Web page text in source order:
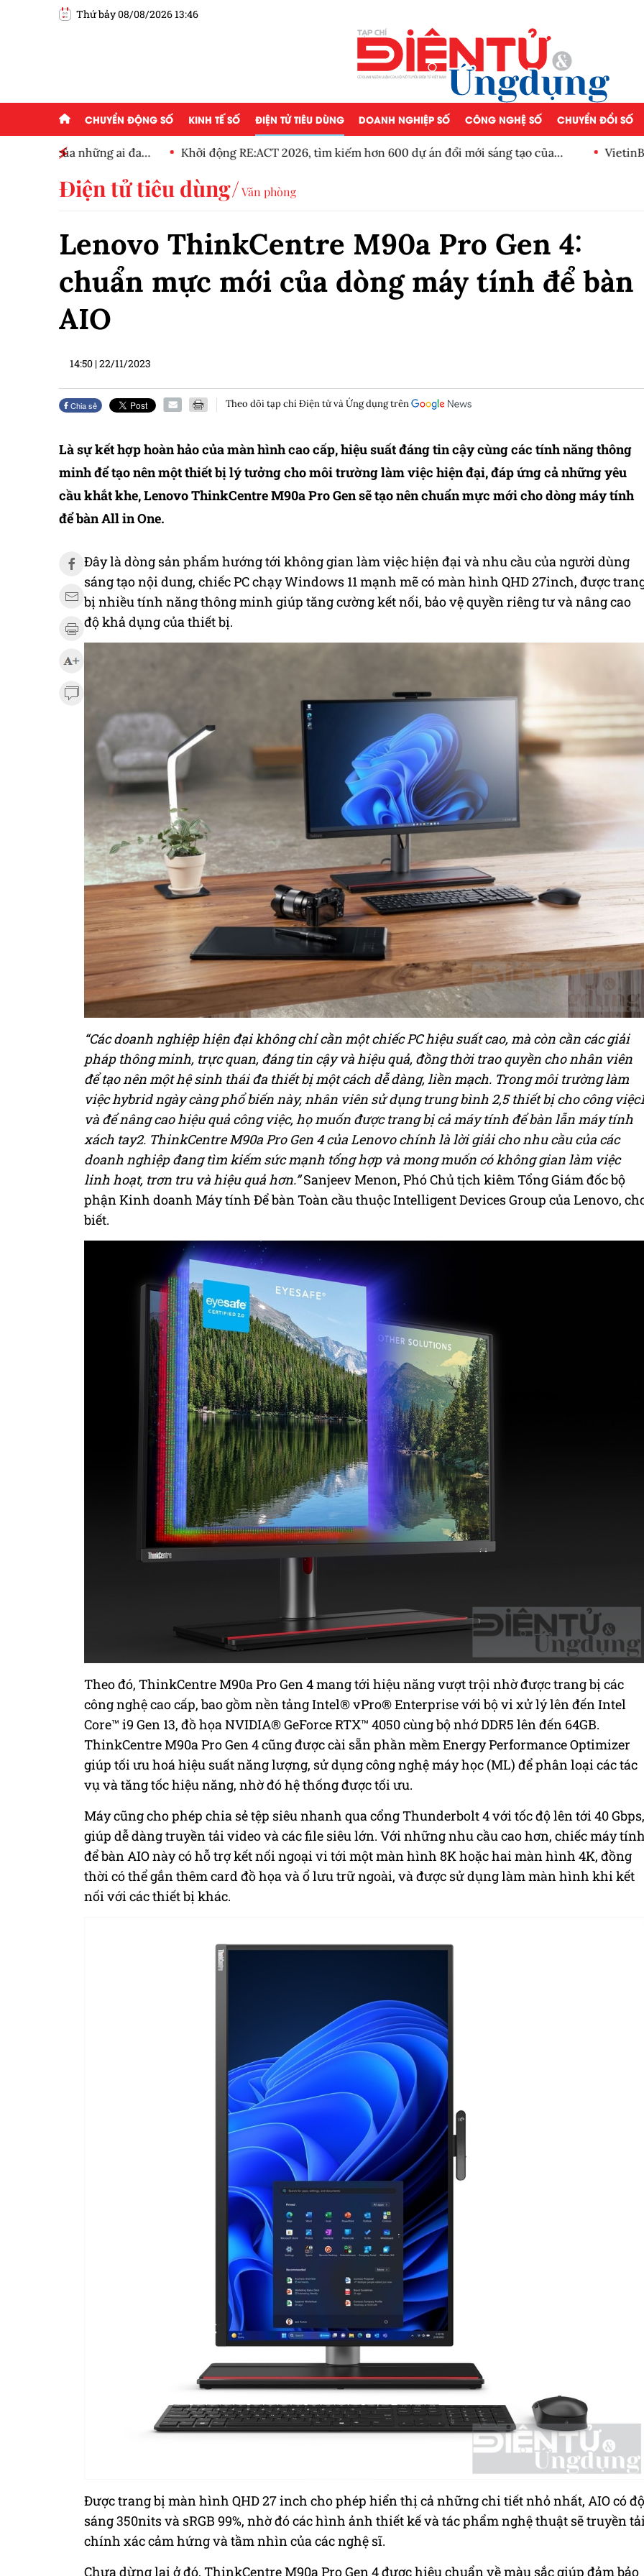
Thứ bảy 08/08/2026 13:46
CHUYỂN ĐỘNG SỐ KINH TẾ SỐ ĐIỆN TỬ TIÊU DÙNG DOANH NGHIỆP SỐ CÔNG NGHỆ SỐ CHUYỂN ĐỔI SỐ
Khởi động RE:ACT 2026, tìm kiếm hơn 600 dự án đổi mới sáng tạo của
VietinBank lãi lớn, dòng
Điện tử tiêu dùng Văn phòng
Lenovo ThinkCentre M90a Pro Gen 4:
chuẩn mực mới của dòng máy tính để bàn
AIO
14:50 |22/11/2023
Chia sẻ Theo dõi tạp chí Điện tử và Ứng dụng trên
Là sự kết hợp hoàn hảo của màn hình cao cấp, hiệu suất đáng tin cậy cùng các tính năng thông
minh để tạo nên một thiết bị lý tưởng cho môi trường làm việc hiện đại, đáp ứng cả những yêu
cầu khắt khe, Lenovo ThinkCentre M90a Pro Gen sẽ tạo nên chuẩn mực mới cho dòng máy tính
để bàn All in One.
Đây là dòng sản phẩm hướng tới không gian làm việc hiện đại và nhu cầu của người dùng
sáng tạo nội dung, chiếc PC chạy Windows 11 mạnh mẽ có màn hình QHD 27inch, được
bị nhiều tính năng thông minh giúp tăng cường kết nối, bảo vệ quyền riêng tư và nâng cao
độ khả dụng của thiết bị.
“Các doanh nghiệp hiện đại không chỉ cần một chiếc PC hiệu suất cao, mà còn cần các giải
pháp thông minh, trực quan, đáng tin cậy và hiệu quả, đồng thời trao quyền cho nhân viên
để tạo nên một hệ sinh thái đa thiết bị một cách dễ dàng, liền mạch. Trong môi trường làm
việc hybrid ngày càng phổ biến này, nhân viên sử dụng trung bình 2,5 thiết bị cho công việc1
và để nâng cao hiệu quả công việc, họ muốn được trang bị cả máy tính để bàn lẫn máy tính
xách tay2. ThinkCentre M90a Pro Gen 4 của Lenovo chính là lời giải cho nhu cầu của các
doanh nghiệp đang tìm kiếm sức mạnh tổng hợp và mong muốn có không gian làm việc
linh hoạt, trơn tru và hiệu quả hơn.”Sanjeev Menon, Phó Chủ tịch kiêm Tổng Giám đốc bộ
phận Kinh doanh Máy tính Để bàn Toàn cầu thuộc Intelligent Devices Group của Lenovo,
biết.
Theo đó, ThinkCentre M90a Pro Gen 4 mang tới hiệu năng vượt trội nhờ được trang bị các
công nghệ cao cấp, bao gồm nền tảng Intel® vPro® Enterprise với bộ vi xử lý lên đến Intel
Core™ i9 Gen 13, đồ họa NVIDIA® GeForce RTX™ 4050 cùng bộ nhớ DDR5 lên đến 64GB.
ThinkCentre M90a Pro Gen 4 cũng được cài sẵn phần mềm Energy Performance Optimizer
giúp tối ưu hoá hiệu suất năng lượng, sử dụng công nghệ máy học (ML) để phân loại các tác
vụ và tăng tốc hiệu năng, nhờ đó hệ thống được tối ưu.
Máy cũng cho phép chia sẻ tệp siêu nhanh qua cổng Thunderbolt 4 với tốc độ lên tới 40 Gbps,
giúp dễ dàng truyền tải video và các file siêu lớn. Với những nhu cầu cao hơn, chiếc máy tính
để bàn AIO này có hỗ trợ kết nối ngoại vi tới một màn hình 8K hoặc hai màn hình 4K, đồng
thời có thể gắn thêm card đồ họa và ổ lưu trữ ngoài, và được sử dụng làm màn hình khi kết
nối với các thiết bị khác.
Được trang bị màn hình QHD 27 inch cho phép hiển thị cả những chi tiết nhỏ nhất, AIO có độ
sáng 350nits và sRGB 99%, nhờ đó các hình ảnh thiết kế và tác phẩm nghệ thuật sẽ truyền tải
chính xác cảm hứng và tầm nhìn của các nghệ sĩ.
Chưa dừng lại ở đó, ThinkCentre M90a Pro Gen 4 được hiệu chuẩn về màu sắc giúp đảm bảo